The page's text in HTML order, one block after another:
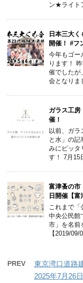
ン★ライト
日本三大く
開催！ #フ
今年もゴー
ります！
催でしたが
会となりま
ガラス工房
催！
以前、ガラ
と水」の
みにピッタ
す！ 7月15
富津蚤の市
日開催【富
これまで
中央公民館
市」を名前
【2019/
PREV
東京湾口道路
2025年7月26